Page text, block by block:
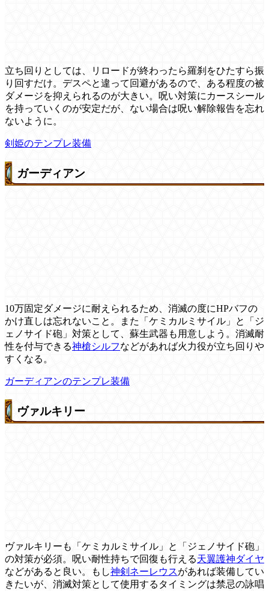
立ち回りとしては、リロードが終わったら羅刹をひたすら振
り回すだけ。デスペと違って回避があるので、ある程度の被
ダメージを抑えられるのが大きい。呪い対策にカースシール
を持っていくのが安定だが、ない場合は呪い解除報告を忘れ
ないように。
剣姫のテンプレ装備
ガーディアン
10万固定ダメージに耐えられるため、消滅の度にHPバフの
かけ直しは忘れないこと。また「ケミカルミサイル」と「ジ
ェノサイド砲」対策として、蘇生武器も用意しよう。消滅耐
性を付与できる神槍シルフなどがあれば火力役が立ち回りや
すくなる。
ガーディアンのテンプレ装備
ヴァルキリー
ヴァルキリーも「ケミカルミサイル」と「ジェノサイド砲」
の対策が必須。呪い耐性持ちで回復も行える天翼護神ダイヤ
などがあると良い。もし神剣ネーレウスがあれば装備してい
きたいが、消滅対策として使用するタイミングは禁忌の詠唱